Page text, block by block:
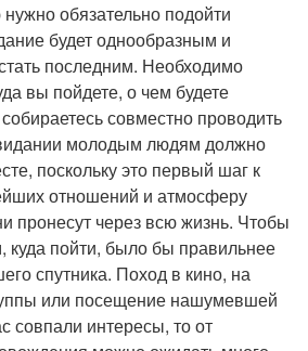
обязательно подойти
будет однообразным и
последним. Необходимо
вы пойдете, о чем будете
совместно проводить
молодым людям должно
поскольку это первый шаг к
отношений и атмосферу
пронесут через всю жизнь. Чтобы
куда пойти, было бы правильнее
спутника. Поход в кино, на
или посещение нашумевшей
совпали интересы, то от